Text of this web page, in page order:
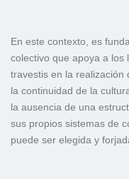
En este contexto, es
colectivo que apoya a los
travestis en la realización
la continuidad de la
la ausencia de una
sus propios sistemas de
puede ser elegida y